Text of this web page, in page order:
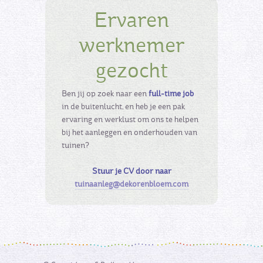
Ervaren
werknemer
gezocht
Ben jij op zoek naar een full-time job
in de buitenlucht, en heb je een pak
ervaring en werklust om ons te helpen
bij het aanleggen en onderhouden van
tuinen?
Stuur je CV door naar
tuinaanleg@dekorenbloem.com